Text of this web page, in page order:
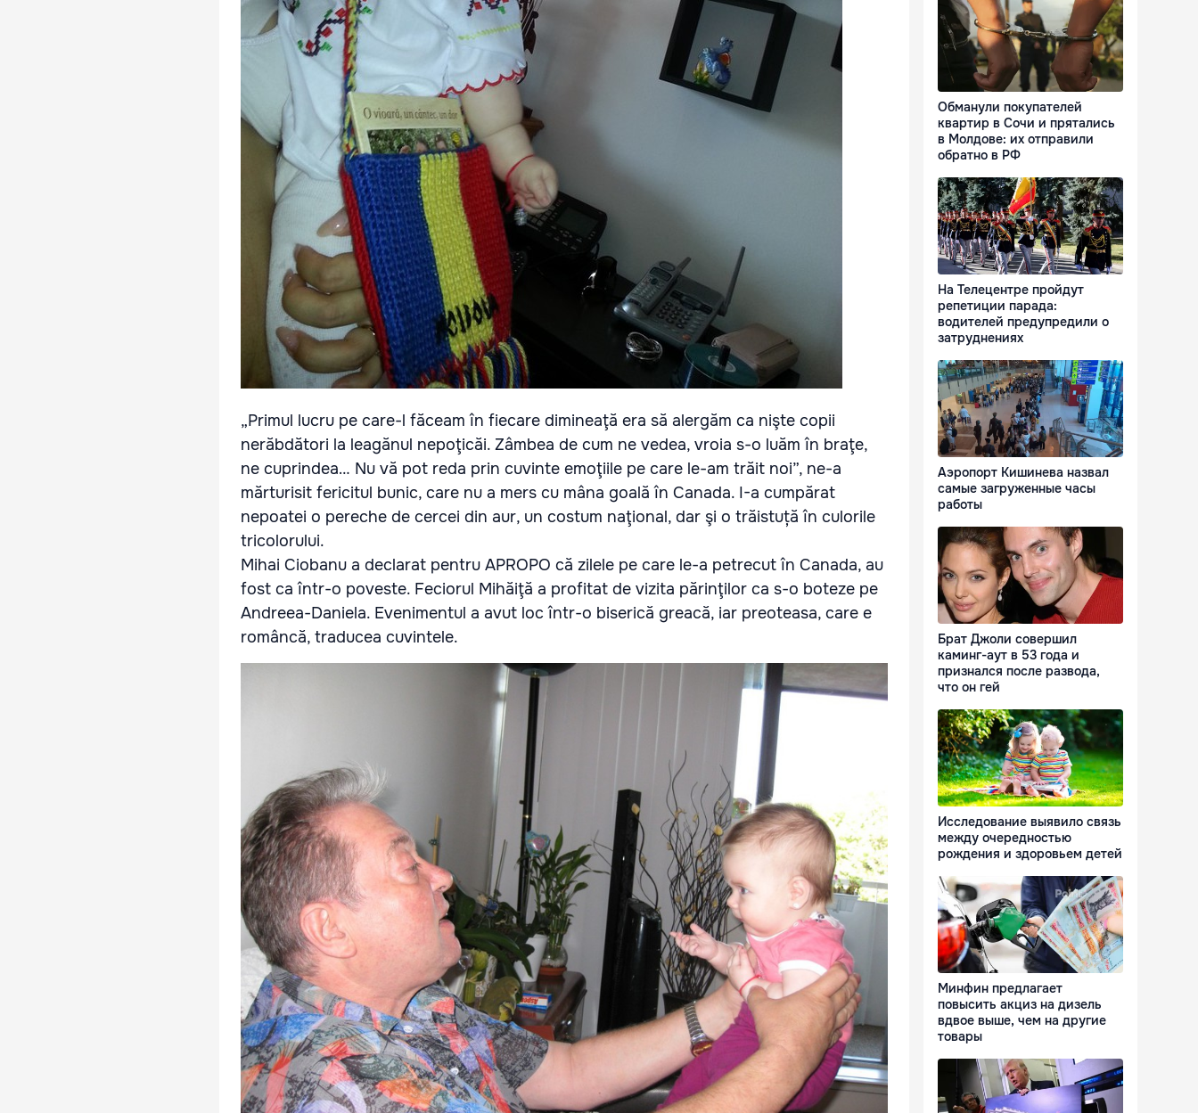
„Primul lucru pe care-l făceam în fiecare dimineaţă era să alergăm ca nişte copii
nerăbdători la leagănul nepoţicăi. Zâmbea de cum ne vedea, vroia s-o luăm în braţe,
ne cuprindea… Nu vă pot reda prin cuvinte emoţiile pe care le-am trăit noi”, ne-a
mărturisit fericitul bunic, care nu a mers cu mâna goală în Canada. I-a cumpărat
nepoatei o pereche de cercei din aur, un costum naţional, dar şi o trăistuță în culorile
tricolorului.
Mihai Ciobanu a declarat pentru APROPO că zilele pe care le-a petrecut în Canada, au
fost ca într-o poveste. Feciorul Mihăiţă a profitat de vizita părinţilor ca s-o boteze pe
Andreea-Daniela. Evenimentul a avut loc într-o biserică greacă, iar preoteasa, care e
româncă, traducea cuvintele.
Обманули покупателей
квартир в Сочи и прятались
в Молдове: их отправили
обратно в РФ
На Телецентре пройдут
репетиции парада:
водителей предупредили о
затруднениях
Аэропорт Кишинева назвал
самые загруженные часы
работы
Брат Джоли совершил
каминг-аут в 53 года и
признался после развода,
что он гей
Исследование выявило связь
между очередностью
рождения и здоровьем детей
Минфин предлагает
повысить акциз на дизель
вдвое выше, чем на другие
товары